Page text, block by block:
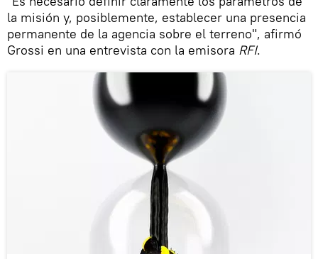
la misión y, posiblemente, establecer una presencia
permanente de la agencia sobre el terreno", afirmó
Grossi en una entrevista con la emisora RFI.